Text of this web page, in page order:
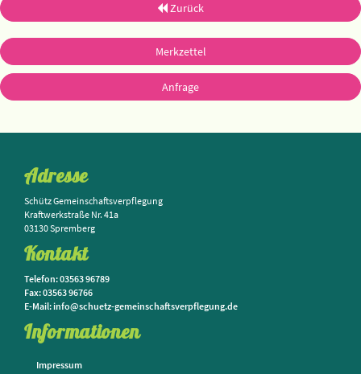
Zurück
Merkzettel
Anfrage
Adresse
Schütz Gemeinschaftsverpflegung
Kraftwerkstraße Nr. 41a
03130 Spremberg
Kontakt
Telefon: 03563 96789
Fax: 03563 96766
E-Mail: info@schuetz-gemeinschaftsverpflegung.de
Informationen
Impressum